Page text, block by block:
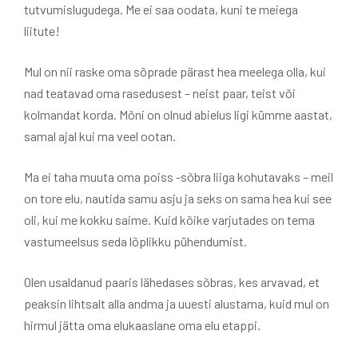
tutvumislugudega. Me ei saa oodata, kuni te meiega
liitute!
Mul on nii raske oma sõprade pärast hea meelega olla, kui
nad teatavad oma rasedusest – neist paar, teist või
kolmandat korda. Mõni on olnud abielus ligi kümme aastat,
samal ajal kui ma veel ootan.
Ma ei taha muuta oma poiss -sõbra liiga kohutavaks – meil
on tore elu, nautida samu asju ja seks on sama hea kui see
oli, kui me kokku saime. Kuid kõike varjutades on tema
vastumeelsus seda lõplikku pühendumist.
Olen usaldanud paaris lähedases sõbras, kes arvavad, et
peaksin lihtsalt alla andma ja uuesti alustama, kuid mul on
hirmul jätta oma elukaaslane oma elu etappi.